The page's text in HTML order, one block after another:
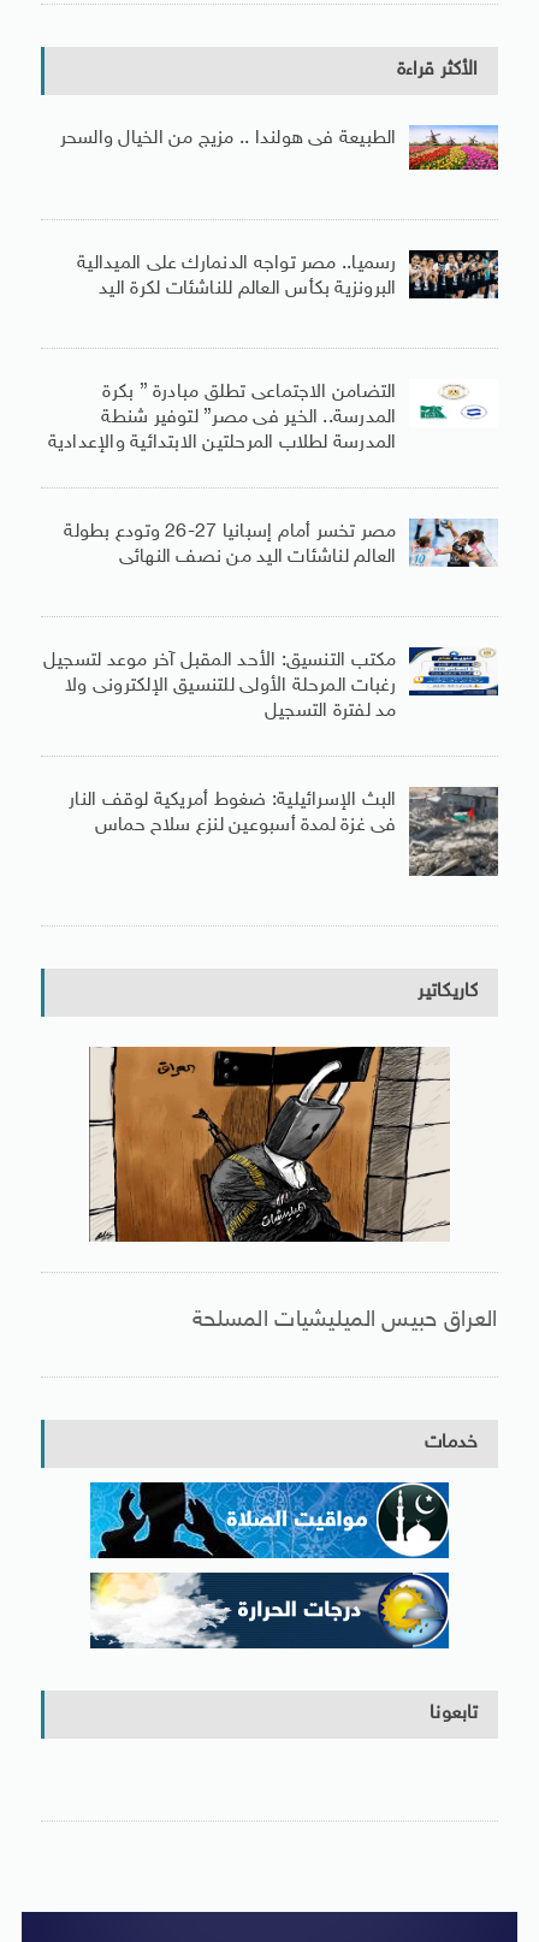
الأكثر قراءة
الطبيعة فى هولندا .. مزيج من الخيال والسحر
رسميا.. مصر تواجه الدنمارك على الميدالية
البرونزية بكأس العالم للناشئات لكرة اليد
التضامن الاجتماعى تطلق مبادرة ” بكرة
المدرسة.. الخير فى مصر” لتوفير شنطة
المدرسة لطلاب المرحلتين الابتدائية والإعدادية
مصر تخسر أمام إسبانيا 27-26 وتودع بطولة
العالم لناشئات اليد من نصف النهائى
مكتب التنسيق: الأحد المقبل آخر موعد لتسجيل
رغبات المرحلة الأولى للتنسيق الإلكترونى ولا
مد لفترة التسجيل
البث الإسرائيلية: ضغوط أمريكية لوقف النار
فى غزة لمدة أسبوعين لنزع سلاح حماس
كاريكاتير
العراق حبيس الميليشيات المسلحة
خدمات
تابعونا